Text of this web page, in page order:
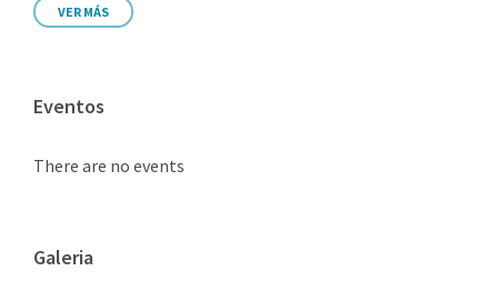
VER MÁS
Eventos
There are no events
Galeria